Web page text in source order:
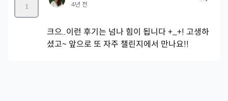
1 4년 전
크으..이런 후기는 넘나 힘이 됩니다 +_+! 고생하
셨고~ 앞으로 또 자주 챌린지에서 만나요!!